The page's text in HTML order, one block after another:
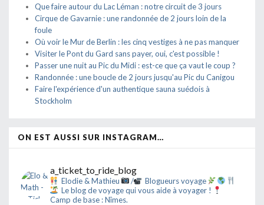
Que faire autour du Lac Léman : notre circuit de 3 jours
Cirque de Gavarnie : une randonnée de 2 jours loin de la
foule
Où voir le Mur de Berlin : les cinq vestiges à ne pas manquer
Visiter le Pont du Gard sans payer, oui, c'est possible !
Passer une nuit au Pic du Midi : est-ce que ça vaut le coup ?
Randonnée : une boucle de 2 jours jusqu'au Pic du Canigou
Faire l'expérience d'un authentique sauna suédois à
Stockholm
ON EST AUSSI SUR INSTAGRAM…
a_ticket_to_ride_blog
Elodie & Mathieu /
Blogueurs voyage
Le blog de voyage qui vous aide à voyager !
Camp de base : Nîmes.